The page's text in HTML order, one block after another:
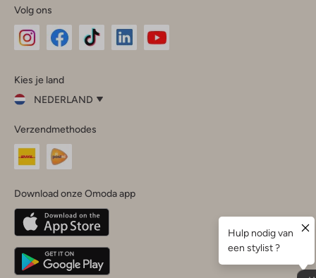
Volg ons
InstagramFacebook
Kies je land
NEDERLAND
je
land
Nederland
Belgique(Français)
Deutschland
Verzendmethodes
Download onze Omoda app